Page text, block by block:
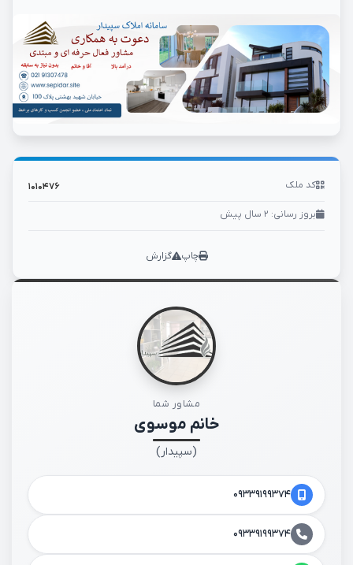
کد ملک ۱۰۱۰۴۷۶
بروز رسانی: ۲ سال پیش
چاپ گزارش
مشاور شما
خانم موسوی
(سپیدار)
۰۹۳۳۹۱۹۹۳۷۴
۰۹۳۳۹۱۹۹۳۷۴